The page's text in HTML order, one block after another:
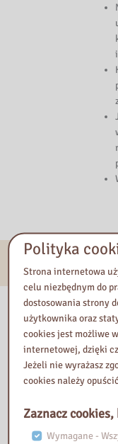
E-usługi
Nasza
Polityka
Strona internetowa
celu niezbędnym do
dostosowania strony
użytkownika oraz
cookies jest możliwe
internetowej, dzięki
Jeżeli nie wyrażasz
cookies należy
Zaznacz
Wymagane -